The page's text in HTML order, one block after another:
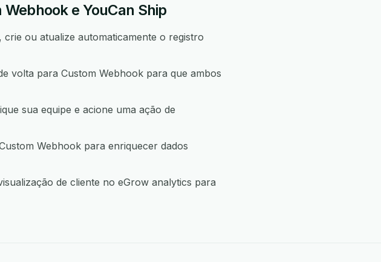
e YouCan Ship
ou atualize automaticamente o registro
volta para Custom Webhook para que ambos
sua equipe e acione uma ação de
Webhook para enriquecer dados
de cliente no eGrow analytics para